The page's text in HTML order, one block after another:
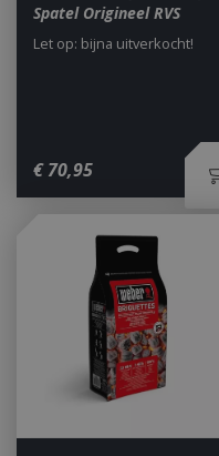
Spatel Origineel RVS
€ 70,95
Let op: bijna uitverkocht!